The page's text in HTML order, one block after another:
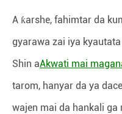
A ƙarshe, fahimtar da
gyarawa zai iya
Shin aAkwati mai
tarom, hanyar da ya
wajen mai da hankali ga